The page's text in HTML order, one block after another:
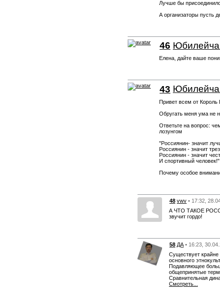
Лучше бы
А организаторы пусть
46
Елена, дайте ваше
43
Привет всем от Король
Обругать меня ума не
Ответьте на вопрос:
лозунгом
"Россиянин- значит
Россиянин - значит
Россиянин - значит
И спортивный человек!"
Почему особое
48 vwv • 17:32,
А ЧТО ТАКОЕ
звучит гордо!
58 ДА • 16:23,
Существует крайне
основного
Подавляющее
общепринятые
Сравнительная
Смотреть...